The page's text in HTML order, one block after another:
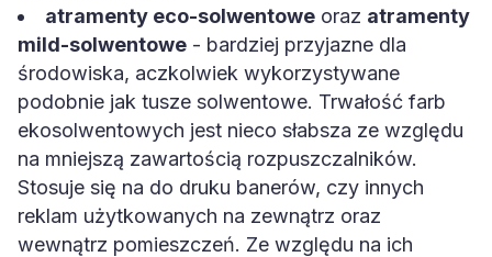
atramenty eco-solwentowe oraz atramenty
mild-solwentowe - bardziej przyjazne dla
środowiska, aczkolwiek wykorzystywane
podobnie jak tusze solwentowe. Trwałość farb
ekosolwentowych jest nieco słabsza ze względu
na mniejszą zawartością rozpuszczalników.
Stosuje się na do druku banerów, czy innych
reklam użytkowanych na zewnątrz oraz
wewnątrz pomieszczeń. Ze względu na ich